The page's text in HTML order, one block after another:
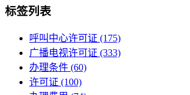
标签列表
呼叫中心许可证 (175)
广播电视许可证 (333)
办理条件 (60)
许可证 (100)